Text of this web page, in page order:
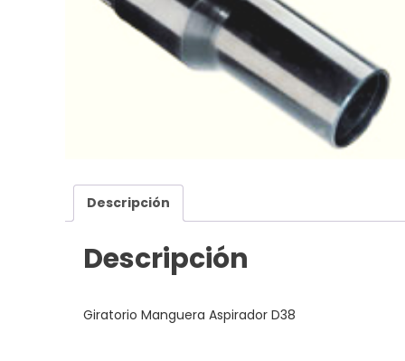
Descripción
Descripción
Giratorio Manguera Aspirador D38